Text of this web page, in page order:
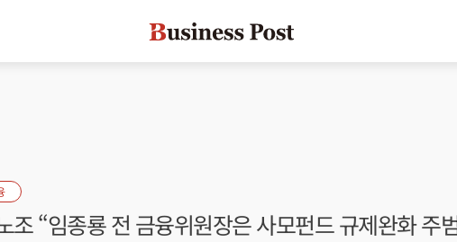
조 “임종룡 전 금융위원장은 사모펀드 규제완화 주